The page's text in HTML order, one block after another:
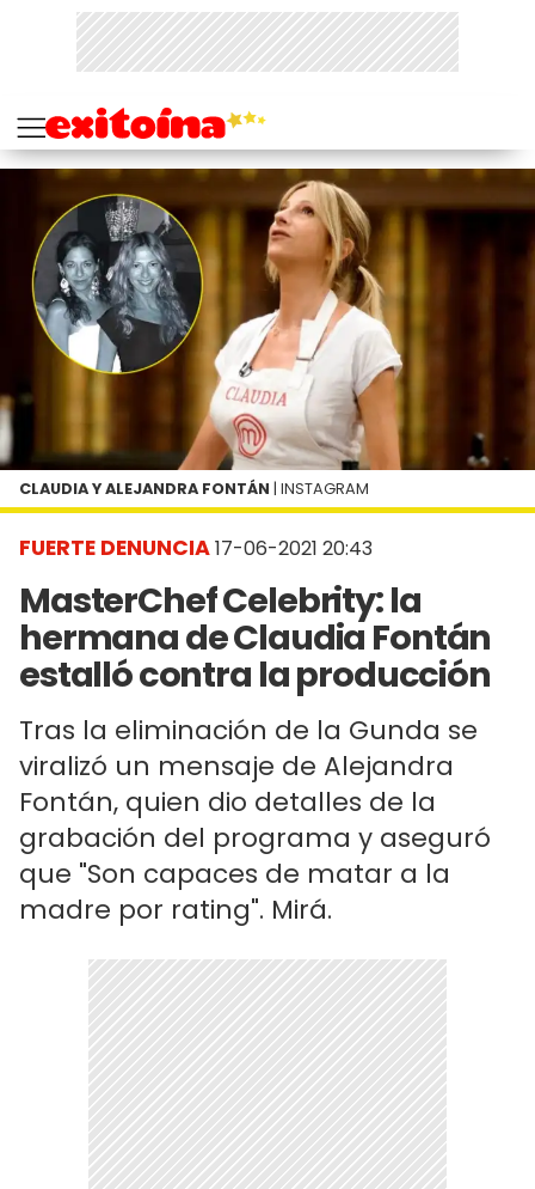
FUERTE DENUNCIA17-06-2021 20:43
MasterChef Celebrity: la
hermana de Claudia Fontán
estalló contra la producción
Tras la eliminación de la Gunda se
viralizó un mensaje de Alejandra
Fontán, quien dio detalles de la
grabación del programa y aseguró
que "Son capaces de matar a la
madre por rating". Mirá.
CLAUDIA Y ALEJANDRA FONTÁN | INSTAGRAM